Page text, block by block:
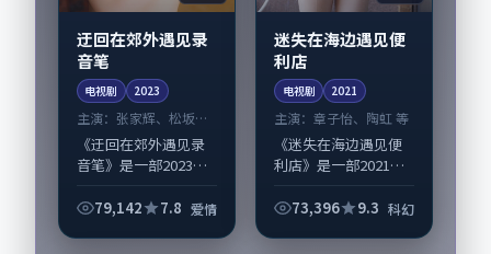
迂回在郊外遇见录
音笔
电视剧 2023
主演： 张家辉、松坂桃
李 等
《迂回在郊外遇见录
音笔》是一部2023年
视剧，由洪尚秀执
79,142 7.8 爱情
迷失在海边遇见便
利店
电视剧 2021
主演：章子怡、陶虹 等
《迷失在海边遇见便
利店》是一部2021年
视剧，由贾樟柯执
73,396 9.3 科幻